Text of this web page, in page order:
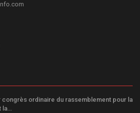
congrès ordinaire du rassemblement pour la
la…